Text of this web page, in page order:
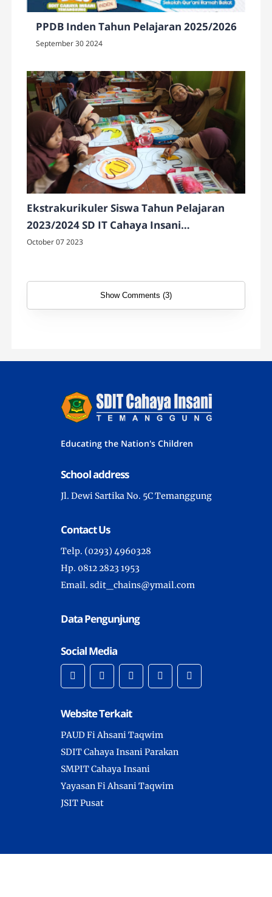
PPDB Inden Tahun Pelajaran 2025/2026
September 30 2024
Ekstrakurikuler Siswa Tahun Pelajaran
2023/2024 SD IT Cahaya Insani
Temanggung
October 07 2023
Show Comments (3)
Educating the Nation's Children
School address
Jl. Dewi Sartika No. 5C Temanggung
Contact Us
Telp. (0293) 4960328
Hp. 0812 2823 1953
Email. sdit_chains@ymail.com
Data Pengunjung
Social Media
Website Terkait
PAUD Fi Ahsani Taqwim
SDIT Cahaya Insani Parakan
SMPIT Cahaya Insani
Yayasan Fi Ahsani Taqwim
JSIT Pusat